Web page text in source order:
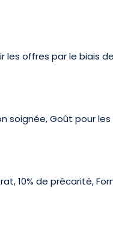
les offres par le biais
soignée, Goût pour
10% de précarité,